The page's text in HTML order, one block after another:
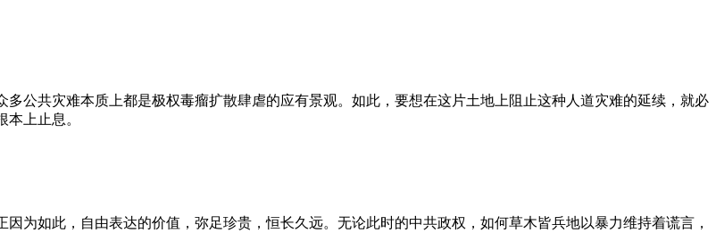
公共灾难本质上都是极权毒瘤扩散肆虐的应有景观。如此，要想在这片土地上阻止这种人道灾难的延续，就必
上止息。
为如此，自由表达的价值，弥足珍贵，恒长久远。无论此时的中共政权，如何草木皆兵地以暴力维持着谎言，